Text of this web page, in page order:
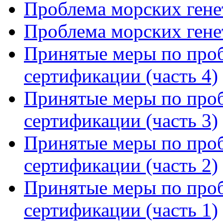
Проблема морских
Проблема морских
Принятые меры по
сертификации (часть 4)
Принятые меры по
сертификации (часть 3)
Принятые меры по
сертификации (часть 2)
Принятые меры по
сертификации (часть 1)